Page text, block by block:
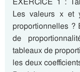
Les valeurs x et
proportionnelles ?
de
tableaux de
les deux